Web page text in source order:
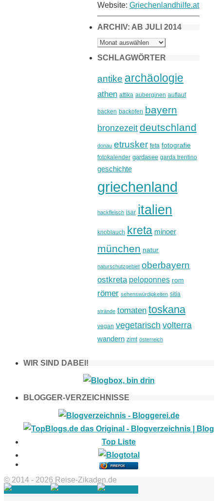
Website: Griechenlandhilfe.at
ARCHIV: AB JULI 2014
ARCHIV:
AB
2014
SCHLAGWÖRTER
antike archäologie
athen attika auberginen auflauf
backen backofen bayern
bronzezeit deutschland
donau etrusker feta fotografie
fotokalender gardasee garda trentino
geschichte
griechenland
hackfleisch isar italien
knoblauch kreta minoer
münchen natur
naturschutzgebiet oberbayern
ostkreta peloponnes rom
römer sehenswürdigkeiten sitia
strände tomaten toskana
vegan vegetarisch volterra
wandern zimt österreich
WIR SIND DABEI!
BLOGGER-VERZEICHNISSE
FIREFOX
© 2014 - 2026 Reise-Zikaden.de